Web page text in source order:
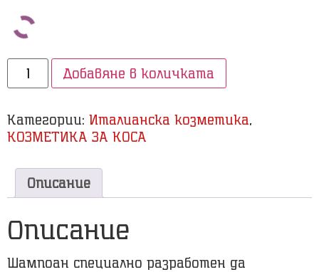
Добавяне в количката
Категории: Италианска козметика
КОЗМЕТИКА ЗА КОСА
Описание
Описание
Шампоан специално разработен да